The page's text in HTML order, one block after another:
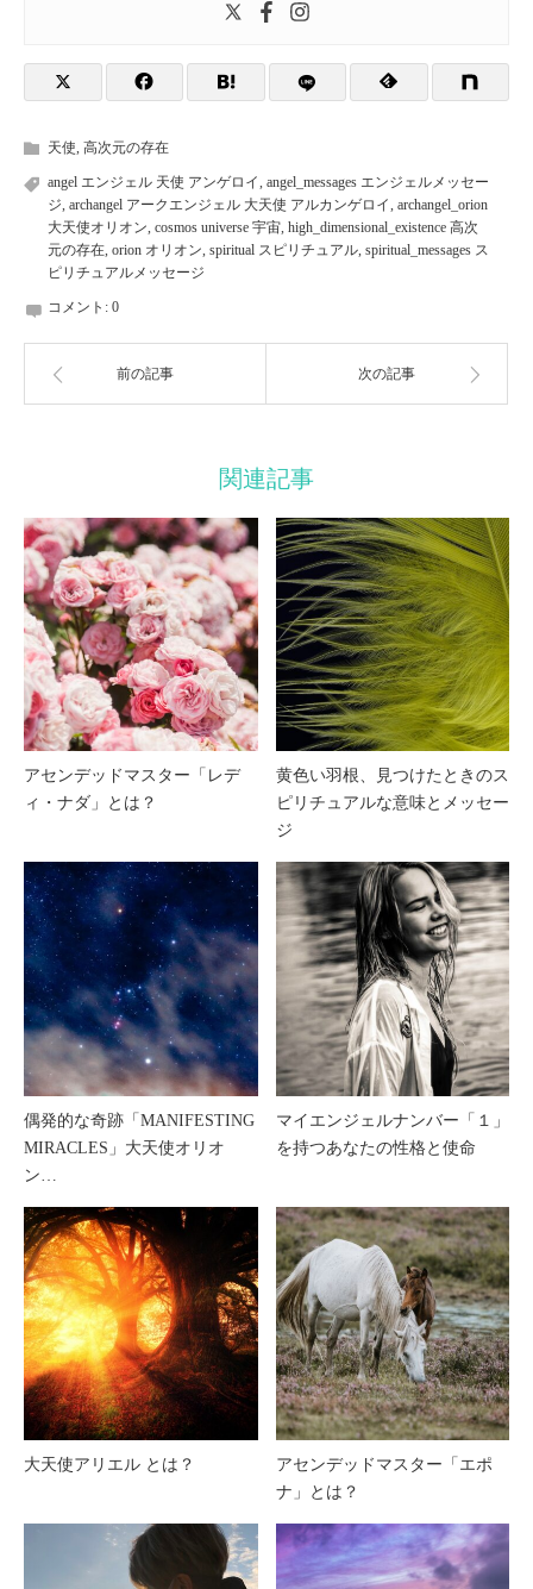
天使 高次元の存在
angel エンジェル 天使 アンゲロイ angel_messages エンジェルメッセー
ジ archangel アークエンジェル 大天使 アルカンゲロイ archangel_orion
大天使オリオン cosmos universe 宇宙 high_dimensional_existence 高次
元の存在 orion オリオン spiritual スピリチュアル spiritual_messages ス
ピリチュアルメッセージ
コメント: 0
前の記事 次の記事
関連記事
アセンデッドマスター「レデ
ィ・ナダ」とは？
黄色い羽根、見つけたときのス
ピリチュアルな意味とメッセー
ジ
偶発的な奇跡「MANIFESTING
MIRACLES」大天使オリオ
ン…
マイエンジェルナンバー「１」
を持つあなたの性格と使命
大天使アリエル とは？
アセンデッドマスター「エポ
ナ」とは？